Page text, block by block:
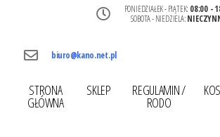
PONIEDZIAŁEK - PIĄTEK: 08:00 -
SOBOTA - NIEDZIELA:
biuro@kano.net.pl
STRONA
GŁÓWNA
SKLEP REGULAMIN /
RODO